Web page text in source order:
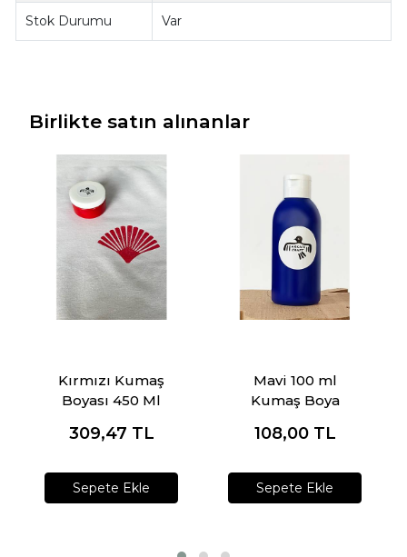
Stok Durumu Var
Birlikte satın alınanlar
Kırmızı Kumaş
Boyası 450 Ml
309,47 TL
Sepete Ekle
Mavi 100 ml
Kumaş Boya
108,00 TL
Sepete Ekle